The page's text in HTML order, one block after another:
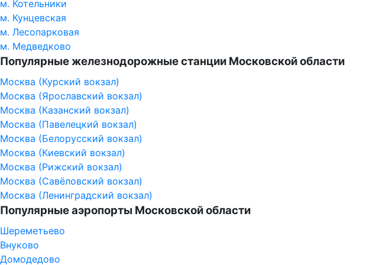
м. Котельники
м. Кунцевская
м. Лесопарковая
м. Медведково
Популярные железнодорожные станции Московской области
Москва (Курский вокзал)
Москва (Ярославский вокзал)
Москва (Казанский вокзал)
Москва (Павелецкий вокзал)
Москва (Белорусский вокзал)
Москва (Киевский вокзал)
Москва (Рижский вокзал)
Москва (Савёловский вокзал)
Москва (Ленинградский вокзал)
Популярные аэропорты Московской области
Шереметьево
Внуково
Домодедово